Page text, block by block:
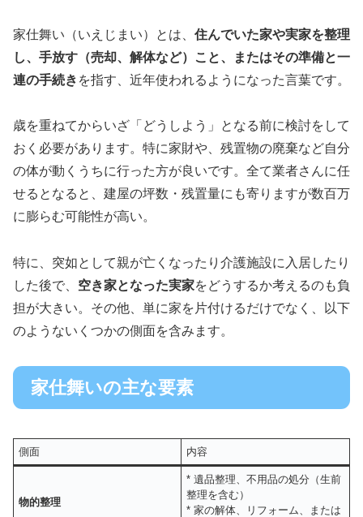
家仕舞い（いえじまい）とは、 住んでいた家や実家を整理
し、手放す（売却、解体など）こと、またはその準備と一
連の手続き を指す、近年使われるようになった言葉です。
歳を重ねてからいざ「どうしよう」となる前に検討をして
おく必要があります。特に家財や、残置物の廃棄など自分
の体が動くうちに行った方が良いです。全て業者さんに任
せるとなると、建屋の坪数・残置量にも寄りますが数百万
に膨らむ可能性が高い。
特に、突如として親が亡くなったり介護施設に入居したり
した後で、 空き家となった実家をどうするか考えるのも負
担が大きい。その他、単に家を片付けるだけでなく、以下
のようないくつかの側面を含みます。
家仕舞いの主な要素
側面 内容
物的整理
* 遺品整理、不用品の処分（生前
整理を含む）
* 家の解体、リフォーム、または